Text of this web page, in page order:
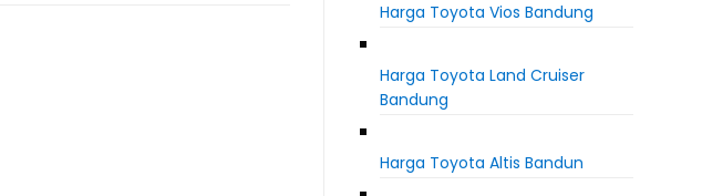
Harga Toyota Vios Bandung
Harga Toyota Land Cruiser
Bandung
Harga Toyota Altis Bandun